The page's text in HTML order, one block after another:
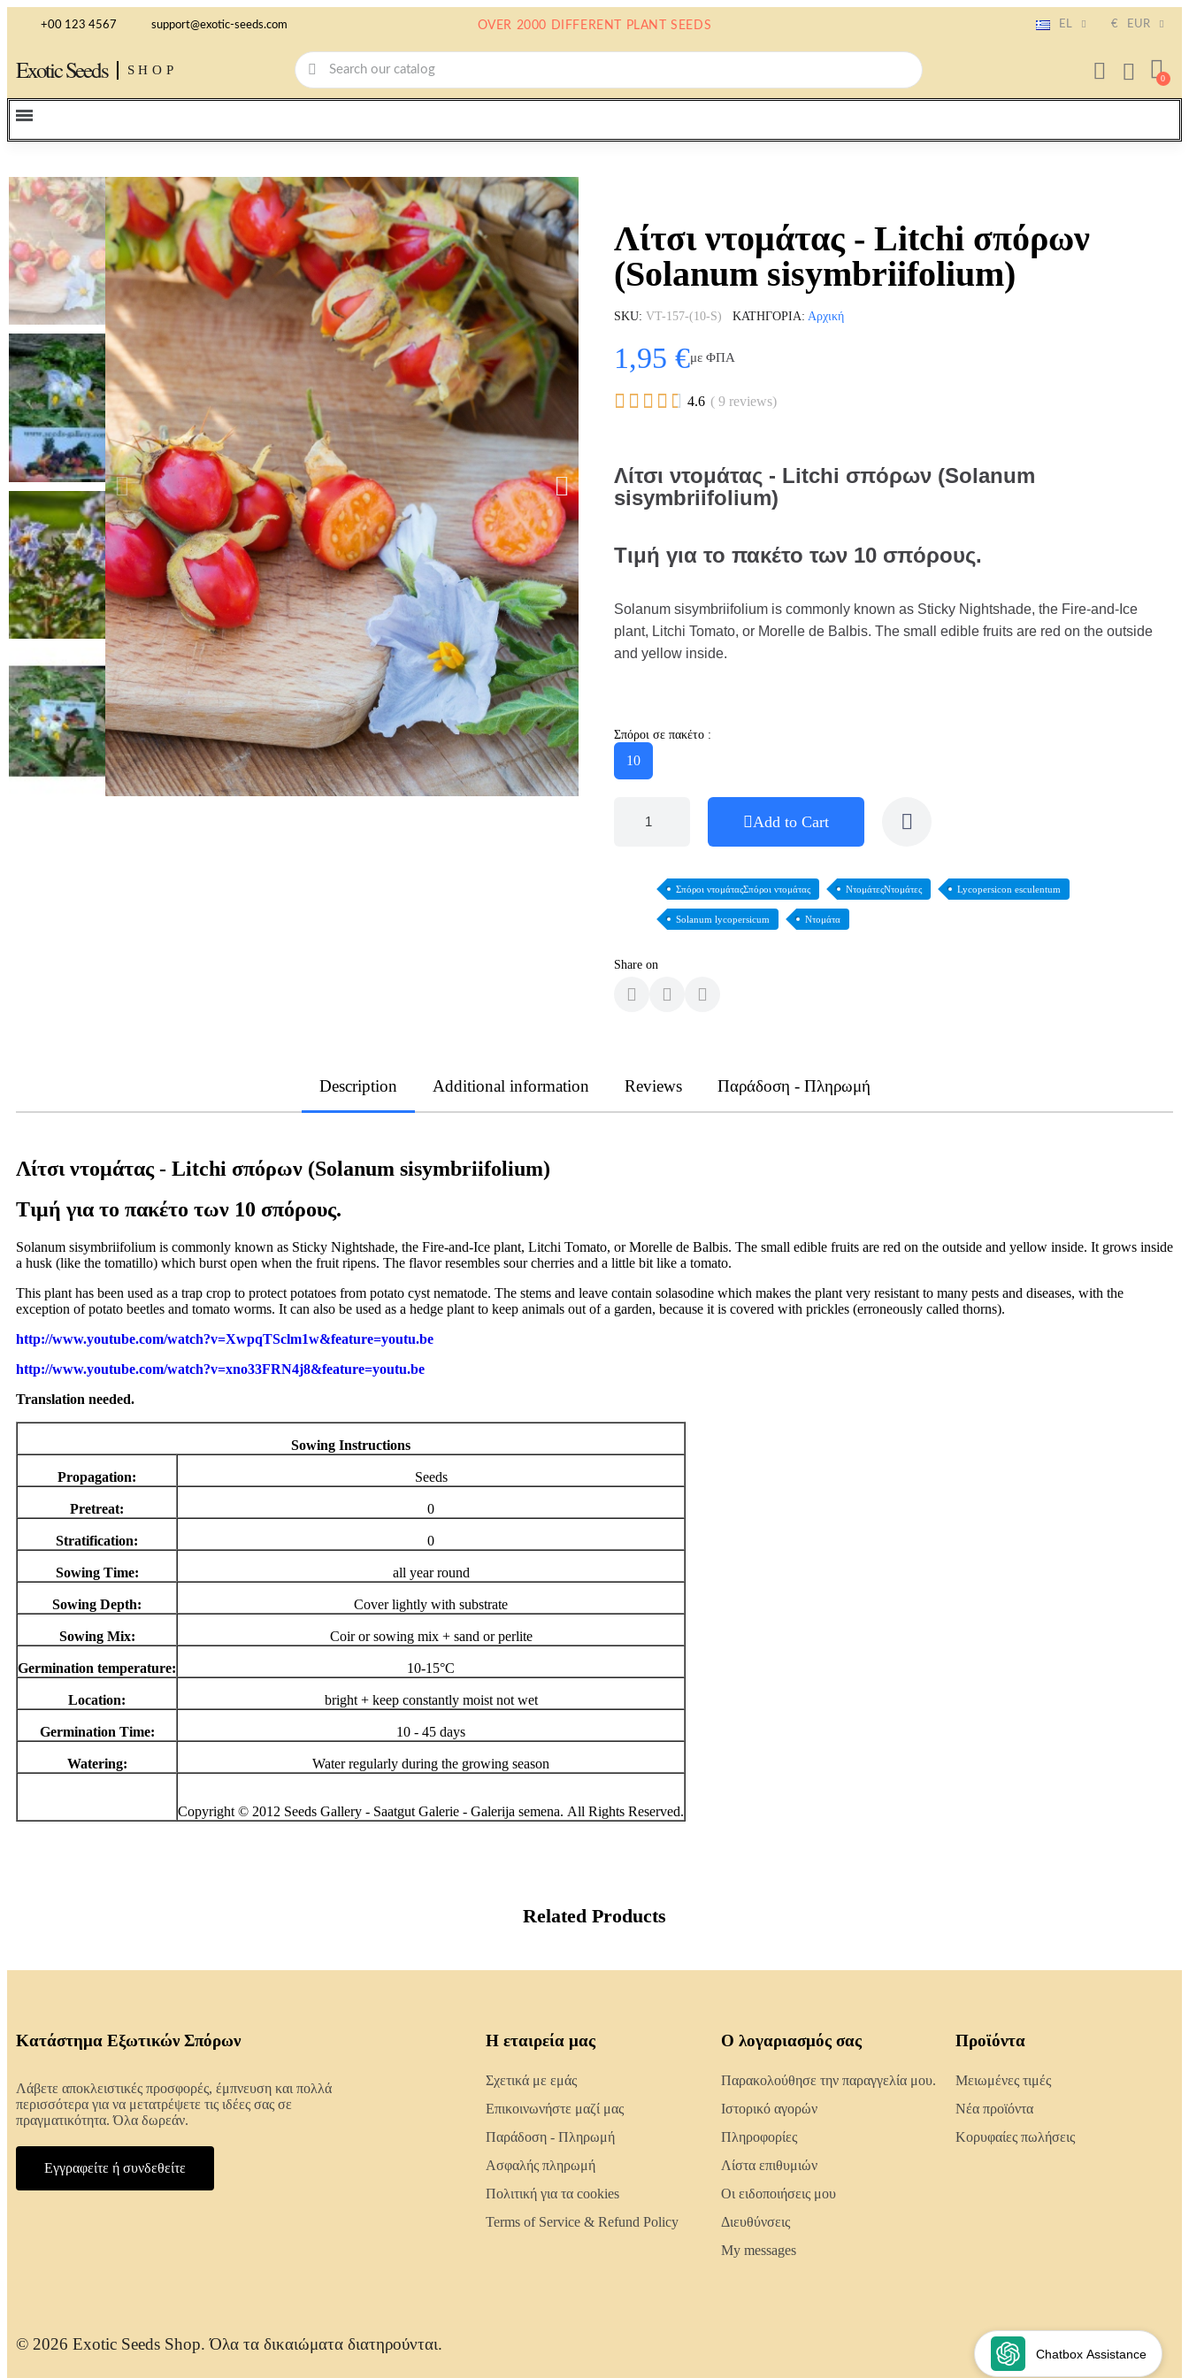
+00 123 4567 support@exotic-seeds.com OVER 2000 DIFFERENT PLANT SEEDS EL € EUR
Exotic Seeds SHOP
Λίτσι ντομάτας - Litchi σπόρων
(Solanum sisymbriifolium)
SKU VT-157-(10-S) ΚΑΤΗΓΟΡΊΑ Αρχική
1,95 €με ΦΠΑ
     4.6 ( 9 reviews)
Λίτσι ντομάτας - Litchi σπόρων (Solanum
sisymbriifolium)
Τιμή για το πακέτο των 10 σπόρους.
Solanum sisymbriifolium is commonly known as Sticky Nightshade, the Fire-and-Ice
plant, Litchi Tomato, or Morelle de Balbis. The small edible fruits are red on the outside
and yellow inside.
Σπόροι σε πακέτο :
10
Add to Cart
Σπόροι ντομάταςΣπόροι ντομάτας ΝτομάτεςΝτομάτες Lycopersicon esculentum
Solanum lycopersicum Ντομάτα
Share on
Description Additional information Reviews Παράδοση - Πληρωμή
Λίτσι ντομάτας - Litchi σπόρων (Solanum sisymbriifolium)
Τιμή για το πακέτο των 10 σπόρους.
Solanum sisymbriifolium is commonly known as Sticky Nightshade, the Fire-and-Ice plant, Litchi Tomato, or Morelle de Balbis. The small edible fruits are red on the outside and yellow inside. It grows inside
a husk (like the tomatillo) which burst open when the fruit ripens. The flavor resembles sour cherries and a little bit like a tomato.
This plant has been used as a trap crop to protect potatoes from potato cyst nematode. The stems and leave contain solasodine which makes the plant very resistant to many pests and diseases, with the
exception of potato beetles and tomato worms. It can also be used as a hedge plant to keep animals out of a garden, because it is covered with prickles (erroneously called thorns).
http://www.youtube.com/watch?v=XwpqTSclm1w&feature=youtu.be
http://www.youtube.com/watch?v=xno33FRN4j8&feature=youtu.be
Translation needed.
Sowing Instructions
Propagation: Seeds
Pretreat: 0
Stratification: 0
Sowing Time: all year round
Sowing Depth: Cover lightly with substrate
Sowing Mix: Coir or sowing mix + sand or perlite
Germination temperature: 10-15°C
Location: bright + keep constantly moist not wet
Germination Time: 10 - 45 days
Watering: Water regularly during the growing season
Copyright © 2012 Seeds Gallery - Saatgut Galerie - Galerija semena. All Rights Reserved.
Related Products
Chatbox Assistance
Κατάστημα Εξωτικών Σπόρων
Λάβετε αποκλειστικές προσφορές, έμπνευση και πολλά
περισσότερα για να μετατρέψετε τις ιδέες σας σε
πραγματικότητα. Όλα δωρεάν.
Εγγραφείτε ή συνδεθείτε
Η εταιρεία μας
Σχετικά με εμάς
Επικοινωνήστε μαζί μας
Παράδοση - Πληρωμή
Ασφαλής πληρωμή
Πολιτική για τα cookies
Terms of Service & Refund Policy
Ο λογαριασμός σας
Παρακολούθησε την παραγγελία μου.
Ιστορικό αγορών
Πληροφορίες
Λίστα επιθυμιών
Οι ειδοποιήσεις μου
Διευθύνσεις
My messages
Προϊόντα
Μειωμένες τιμές
Νέα προϊόντα
Κορυφαίες πωλήσεις
© 2026 Exotic Seeds Shop. Όλα τα δικαιώματα διατηρούνται.